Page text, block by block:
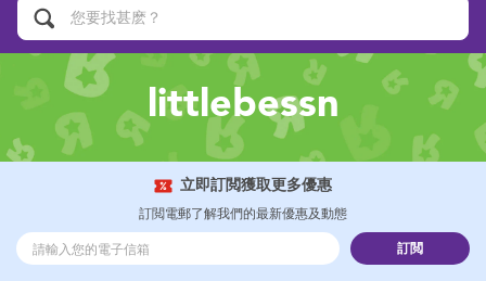
嬰兒專用禮品
沐浴及如厠訓練用品
嬰兒及兒童汽車座椅
尿片及濕紙巾
littlebessn
立即訂閲獲取更多優惠
訂閲電郵了解我們的最新優惠及動態
訂閲